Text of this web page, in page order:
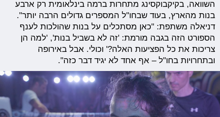
השוואה, בקיקבוקסינג מתחרות ברמה בינלאומית רק ארבע
בנות מהארץ, בעוד שבחו"ל המספרים גדולים הרבה יותר".
דניאלה משתפת: "כאן מסתכלים על בנות שהולכות לענף
הספורט הזה בגבה מורמת: 'זה לא בשביל בנות', 'למה הן
צריכות את כל הפציעות האלה?' וכולי. אבל באירופה
ובתחרויות בחו"ל – אף אחד לא יגיד דבר כזה".